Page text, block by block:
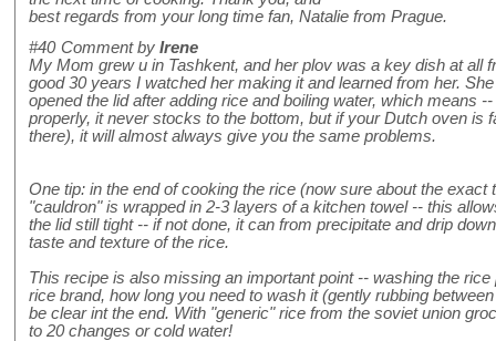
best regards from your long time fan, Natalie from Prague.
#40 Comment by Irene
My Mom grew u in Tashkent, and her plov was a key dish at all
good 30 years I watched her making it and learned from her.
opened the lid after adding rice and boiling water, which means
properly, it never stocks to the bottom, but if your Dutch oven is
there), it will almost always give you the same problems.
One tip: in the end of cooking the rice (now sure about the exact
"cauldron" is wrapped in 2-3 layers of a kitchen towel -- this
the lid still tight -- if not done, it can from precipitate and drip
taste and texture of the rice.
This recipe is also missing an important point -- washing the
rice brand, how long you need to wash it (gently rubbing
be clear int the end. With "generic" rice from the soviet union
to 20 changes or cold water!